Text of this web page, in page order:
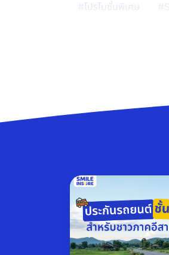
#โปรโมชั่นพิเศษ